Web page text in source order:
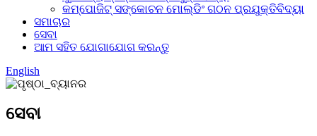
କମ୍ପୋଜିଟ୍ ସଙ୍କୋଚନ ମୋଲ୍ଡିଂ ଗଠନ ପ୍ରଯୁକ୍ତିବିଦ୍ୟା
ସମାଚାର
ସେବା
ଆମ ସହିତ ଯୋଗାଯୋଗ କରନ୍ତୁ
English
ସେବା